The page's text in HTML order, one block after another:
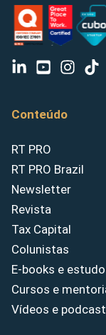
Conteúdo
RT PRO
RT PRO Brazil
Newsletter
Revista
Tax Capital
Colunistas
E-books e
Cursos e
Vídeos e